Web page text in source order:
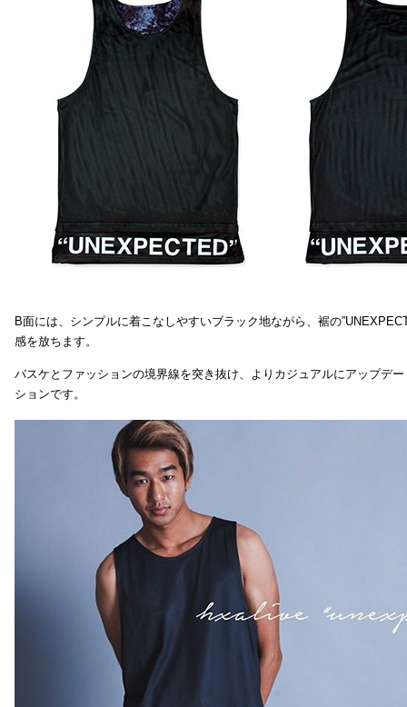
B面には、シンプルに着こなしやすいブラック地ながら、裾の
感を放ちます。
バスケとファッションの境界線を突き抜け、よりカジュアルにアップデ
ションです。